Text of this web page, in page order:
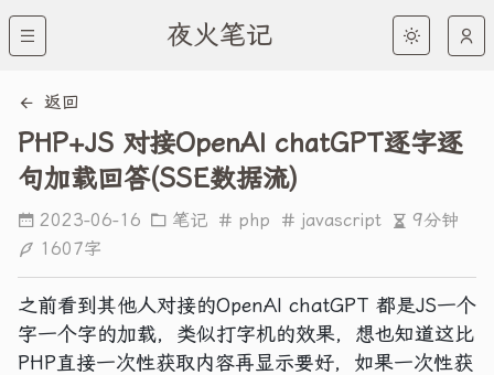
夜火笔记
返回
PHP+JS 对接OpenAI chatGPT逐字逐
句加载回答(SSE数据流)
2023-06-16 笔记 php javascript
9分钟
1607字
之前看到其他人对接的OpenAI chatGPT 都是JS一个
字一个字的加载，类似打字机的效果，想也知道这比
PHP直接一次性获取内容再显示要好，如果一次性获